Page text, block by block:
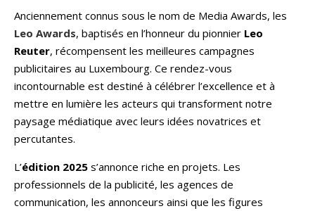
Anciennement connus sous le nom de Media Awards, les
Leo Awards, baptisés en l’honneur du pionnier Leo
Reuter, récompensent les meilleures campagnes
publicitaires au Luxembourg. Ce rendez-vous
incontournable est destiné à célébrer l’excellence et à
mettre en lumière les acteurs qui transforment notre
paysage médiatique avec leurs idées novatrices et
percutantes.
L’édition 2025 s’annonce riche en projets. Les
professionnels de la publicité, les agences de
communication, les annonceurs ainsi que les figures